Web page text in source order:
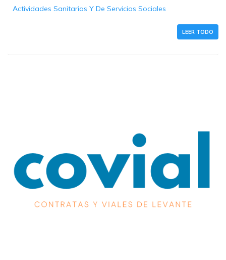
Actividades Sanitarias Y De Servicios Sociales
LEER TODO